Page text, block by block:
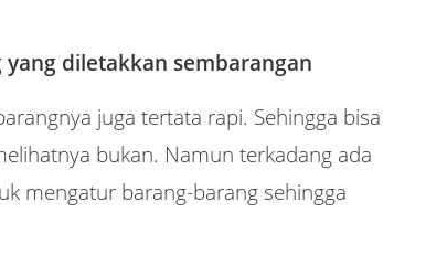
diletakkan sembarangan
juga tertata rapi. Sehingga bisa
bukan. Namun terkadang ada
mengatur barang-barang sehingga